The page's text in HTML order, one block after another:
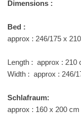
Dimensions :
Bed :
approx : 246/175 x
Length : approx : 210
Width : approx : 246/
Schlafraum:
approx : 160 x 200 cm